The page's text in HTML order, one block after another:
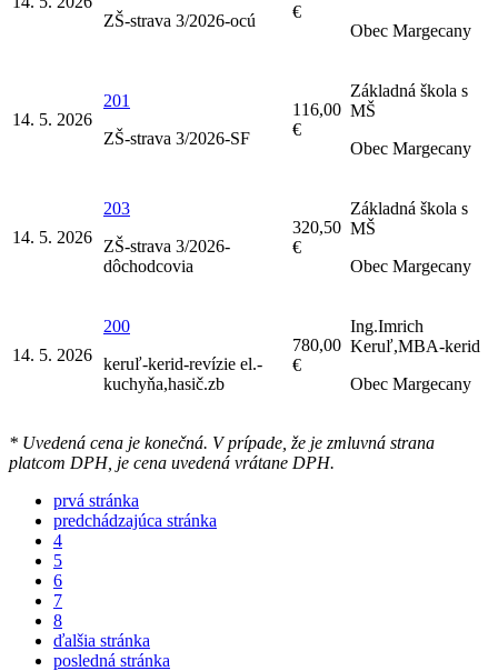
ZŠ-strava 3/2026-ocú
€
Obec Margecany
14. 5. 2026
201
ZŠ-strava 3/2026-SF
116,00
€
Základná škola s
MŠ
Obec Margecany
14. 5. 2026
203
ZŠ-strava 3/2026-
dôchodcovia
320,50
€
Základná škola s
MŠ
Obec Margecany
14. 5. 2026
200
keruľ-kerid-revízie el.-
kuchyňa,hasič.zb
780,00
€
Ing.Imrich
Keruľ,MBA-kerid
Obec Margecany
* Uvedená cena je konečná. V prípade, že je zmluvná strana
platcom DPH, je cena uvedená vrátane DPH.
prvá stránka
predchádzajúca stránka
4
5
6
7
8
ďalšia stránka
posledná stránka